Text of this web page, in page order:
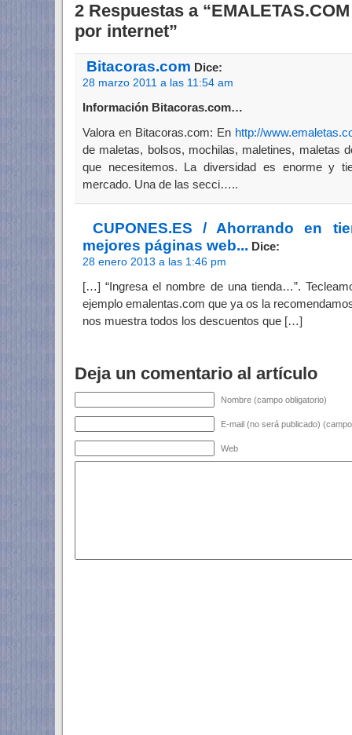
2 Respuestas a
por internet”
Bitacoras.com Dice:
28 marzo 2011 a las 11:54 am
Información Bitacoras.com…
Valora en Bitacoras.com: En http://
de maletas, bolsos, mochilas, maletines, maletas
que necesitemos. La diversidad es enorme y
mercado. Una de las secci…..
CUPONES.ES / Ahorrando en
mejores páginas web... Dice:
28 enero 2013 a las 1:46 pm
[…] “Ingresa el nombre de una tienda…”.
ejemplo emalentas.com que ya os la
nos muestra todos los descuentos que […]
Deja un comentario al artículo
Nombre (campo obligatorio)
E-mail (no será publicado)
Web